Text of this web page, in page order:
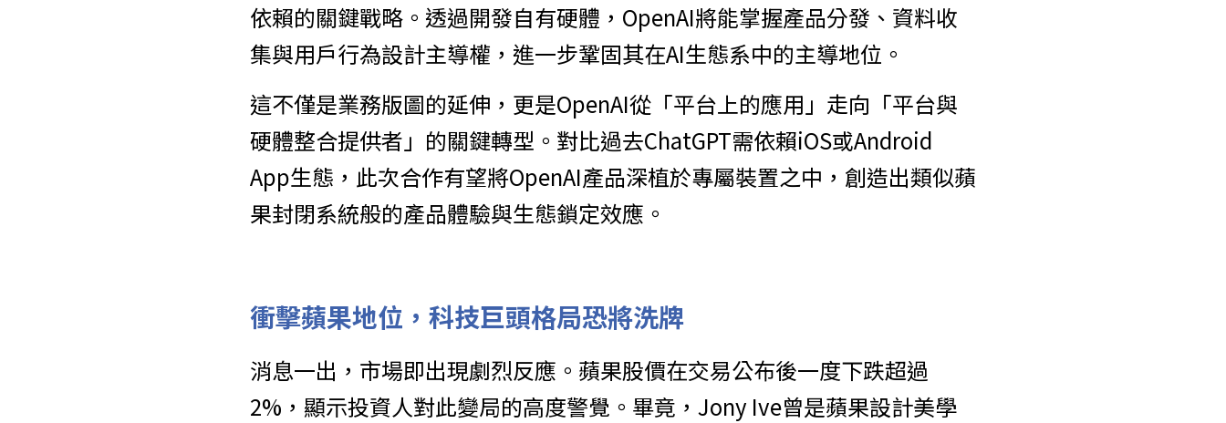
依賴的關鍵戰略。透過開發自有硬體，OpenAI將能掌握產品分發、資料收
集與用戶行為設計主導權，進一步鞏固其在AI生態系中的主導地位。
這不僅是業務版圖的延伸，更是OpenAI從「平台上的應用」走向「平台與
硬體整合提供者」的關鍵轉型。對比過去ChatGPT需依賴iOS或Android
App生態，此次合作有望將OpenAI產品深植於專屬裝置之中，創造出類似蘋
果封閉系統般的產品體驗與生態鎖定效應。
衝擊蘋果地位，科技巨頭格局恐將洗牌
消息一出，市場即出現劇烈反應。蘋果股價在交易公布後一度下跌超過
2%，顯示投資人對此變局的高度警覺。畢竟，Jony Ive曾是蘋果設計美學